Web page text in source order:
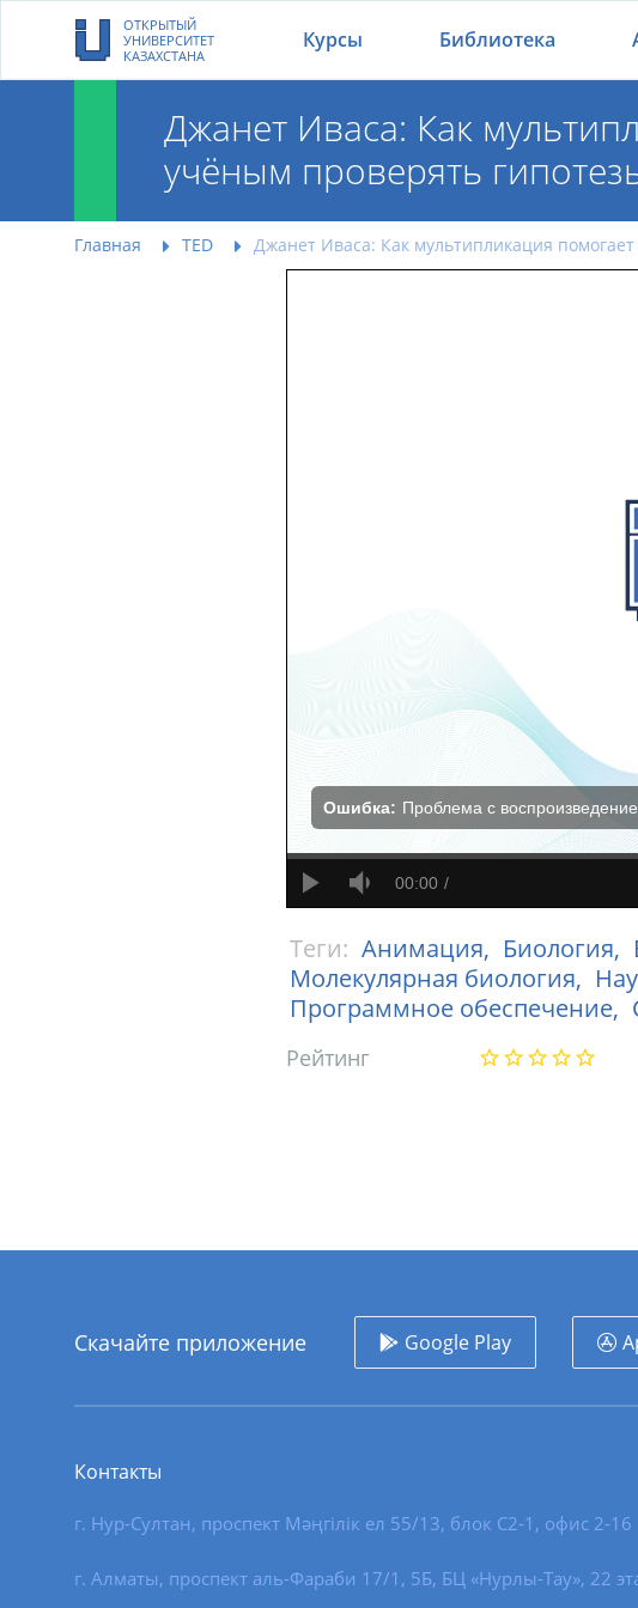
ОТКРЫТЫЙ
УНИВЕРСИТЕТ
КАЗАХСТАНА
Курсы Библиотека
Джанет Иваса: Как
учёным проверять
Главная TED Джанет Иваса: Как мультипликация
Джанет Иваса: Как
Ошибка: Проблема с
00:00
Теги: Анимация, Биология,
Молекулярная биология,
Программное обеспечение,
Рейтинг
Скачайте приложение Google Play
Контакты
г. Нур-Султан, проспект Мәңгілік ел 55/13, блок С2-1, офис 2-16
г. Алматы, проспект аль-Фараби 17/1, 5Б, БЦ «Нурлы-Тау», 22